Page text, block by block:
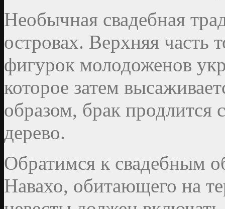
Необычная свадебная
островах. Верхняя часть
фигурок молодоженов
которое затем
образом, брак продлится
дерево.
Обратимся к свадебным
Навахо, обитающего на